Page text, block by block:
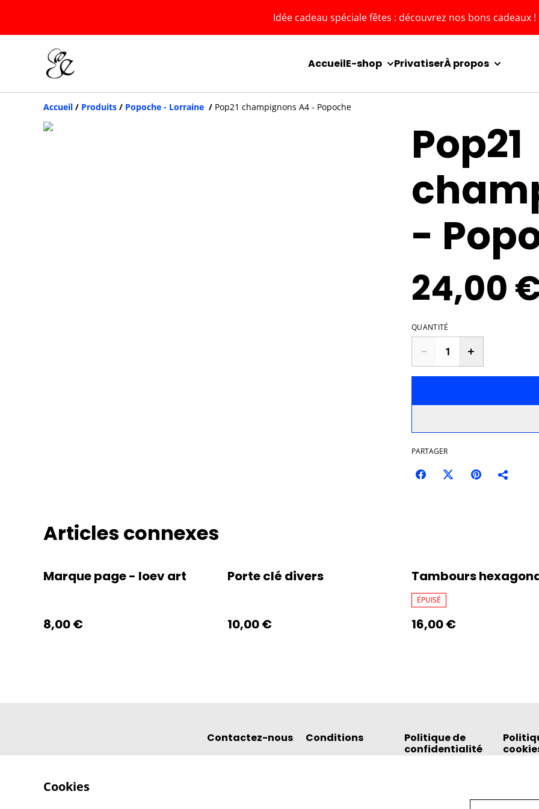
Idée cadeau spéciale fêtes : découvrez nos bons cadeaux !
AccueilE-shop PrivatiserÀ propos
Accueil / Produits / Popoche - Lorraine / Pop21 champignons A4 - Popoche
Pop21
-
24,00
QUANTITÉ
PARTAGER
Articles connexes
Marque page - loev art
8,00 €
Porte clé divers
10,00 €
Tambours
ÉPUISÉ
16,00 €
Contactez-nous Conditions
Politique de
confidentialité
Cookies